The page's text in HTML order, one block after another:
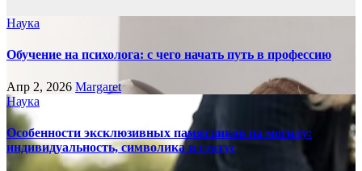
Наука
Обучение на психолога: с чего начать путь в профессию
Апр 2, 2026 Margaret
Наука
Особенности эксклюзивных памятников на могилу:
индивидуальность, символика и статус